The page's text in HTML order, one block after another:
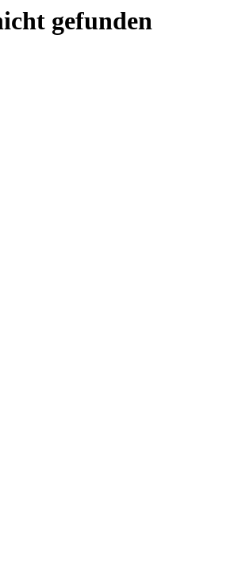
gefunden